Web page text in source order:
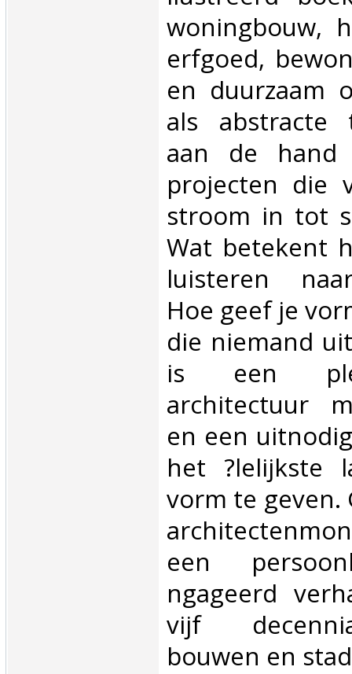
woningbouw,
erfgoed,
en duurzaam
als abstracte
aan de hand
projecten die
stroom in tot
Wat betekent
luisteren
Hoe geef je
die niemand
is een
architectuur
en een
het ?lelijkste
vorm te geven.
een
ngageerd
vijf
bouwen en